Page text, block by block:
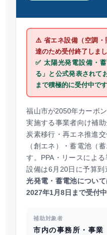
⚠️ 省エネ設備（空調・
達のため受付終了しまし
✅ 太陽光発電設備・
る」と公式発表されて
まで積極的に受付中です
福山市が2050年カーボ
実施する事業者向け補
炭素移行・再エネ推進
（創エネ）・蓄電池（
す。PPA・リースによ
設備は6月20日に予算
光発電・蓄電池につい
2027年1月8日まで受付中
補助対象者
市内の事務所・事業